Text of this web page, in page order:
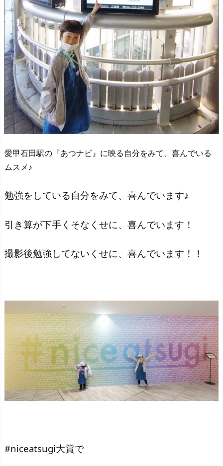
愛甲石田駅の『あつナビ』に映る自分をみて、喜んでいる
ムスメ♪
勉強をしている自分をみて、喜んでいます♪
引き算が下手くそなくせに、喜んでいます！
撮影後勉強してないくせに、喜んでいます！！
#niceatsugi大賞で